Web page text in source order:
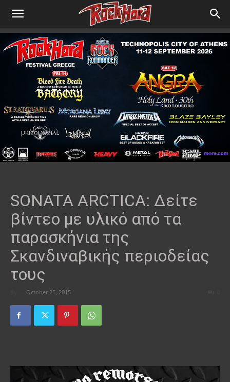
SONATA ARCTICA: Δείτε
βίντεο με υλικό από τα
παρασκήνια της
Σκανδιναβικής περιοδείας
τους
October 25, 2015